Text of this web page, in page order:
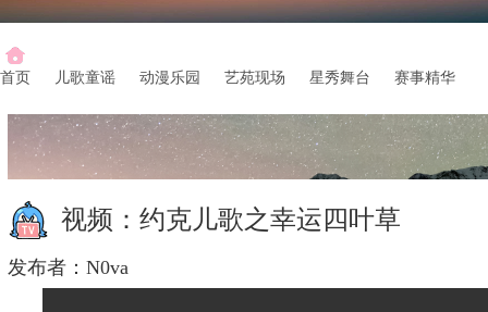
首页 儿歌童谣 动漫乐园 艺苑现场 星秀舞台 赛事精华
视频： 约克儿歌之幸运四叶草
发布者： N0va